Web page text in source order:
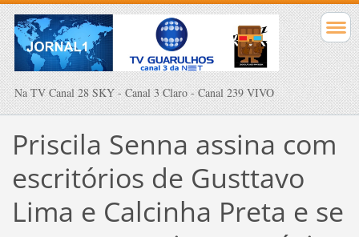
Na TV Canal 28 SKY - Canal 3 Claro - Canal 239 VIVO
Priscila Senna assina com
escritórios de Gusttavo
Lima e Calcinha Preta e se